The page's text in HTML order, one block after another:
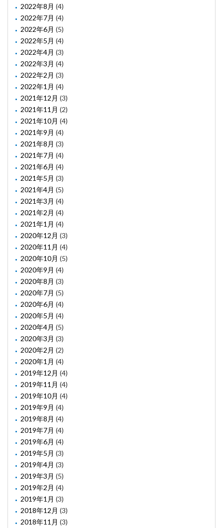
2022年8月 (4)
2022年7月 (4)
2022年6月 (5)
2022年5月 (4)
2022年4月 (3)
2022年3月 (4)
2022年2月 (3)
2022年1月 (4)
2021年12月 (3)
2021年11月 (2)
2021年10月 (4)
2021年9月 (4)
2021年8月 (3)
2021年7月 (4)
2021年6月 (4)
2021年5月 (3)
2021年4月 (5)
2021年3月 (4)
2021年2月 (4)
2021年1月 (4)
2020年12月 (3)
2020年11月 (4)
2020年10月 (5)
2020年9月 (4)
2020年8月 (3)
2020年7月 (5)
2020年6月 (4)
2020年5月 (4)
2020年4月 (5)
2020年3月 (3)
2020年2月 (2)
2020年1月 (4)
2019年12月 (4)
2019年11月 (4)
2019年10月 (4)
2019年9月 (4)
2019年8月 (4)
2019年7月 (4)
2019年6月 (4)
2019年5月 (3)
2019年4月 (3)
2019年3月 (5)
2019年2月 (4)
2019年1月 (3)
2018年12月 (3)
2018年11月 (3)